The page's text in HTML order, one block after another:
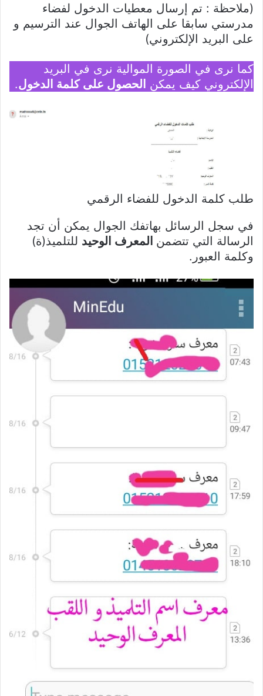
(ملاحظة : تم إرسال معطيات الدخول لفضاء
مدرستي سابقا على الهاتف الجوال عند الترسيم و
على البريد الإلكتروني)
كما نرى في الصورة الموالية نرى في البريد
الإلكتروني كيف يمكن الحصول على كلمة الدخول.
طلب كلمة الدخول للفضاء الرقمي
في سجل الرسائل بهاتفك الجوال يمكن أن تجد
الرسالة التي تتضمن المعرف الوحيد للتلميذ(ة)
وكلمة العبور.